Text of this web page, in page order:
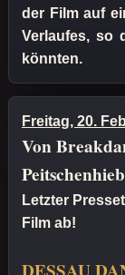
der Film auf
Verlaufes, so
könnten.
Freitag, 20.
Von
Letzter
Film ab!